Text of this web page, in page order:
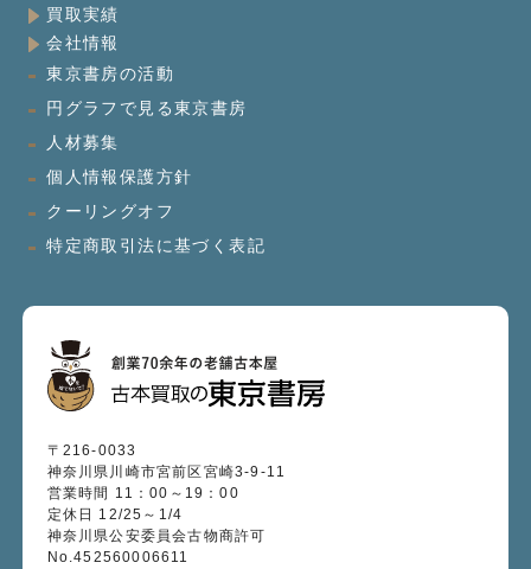
買取実績
会社情報
東京書房の活動
円グラフで見る東京書房
人材募集
個人情報保護方針
クーリングオフ
特定商取引法に基づく表記
〒216-0033
神奈川県川崎市宮前区宮崎3-9-11
営業時間 11：00～19：00
定休日 12/25～1/4
神奈川県公安委員会古物商許可
No.452560006611